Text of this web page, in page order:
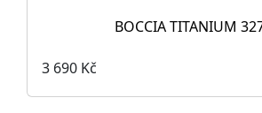
BOCCIA TITANIUM
3 690 Kč